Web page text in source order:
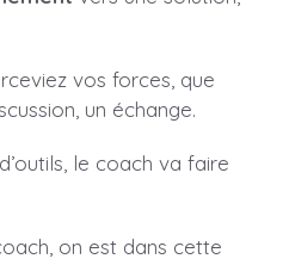
vos forces, que
un échange.
le coach va faire
on est dans cette